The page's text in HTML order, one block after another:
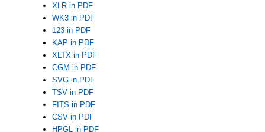
XLR in PDF
WK3 in PDF
123 in PDF
KAP in PDF
XLTX in PDF
CGM in PDF
SVG in PDF
TSV in PDF
FITS in PDF
CSV in PDF
HPGL in PDF